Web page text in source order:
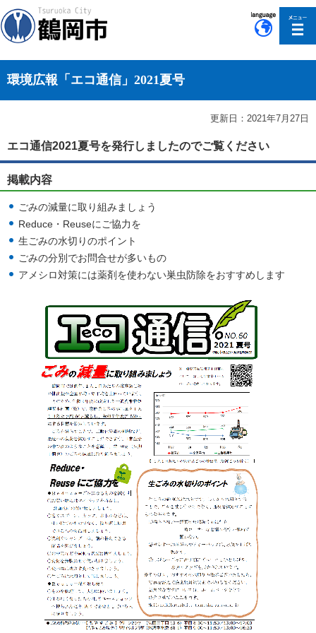
環境広報「エコ通信」2021夏号
更新日：2021年7月27日
エコ通信2021夏号を発行しましたのでご覧ください
掲載内容
ごみの減量に取り組みましょう
Reduce・Reuseにご協力を
生ごみの水切りのポイント
ごみの分別でお問合せが多いもの
アメシロ対策には薬剤を使わない巣虫防除をおすすめします